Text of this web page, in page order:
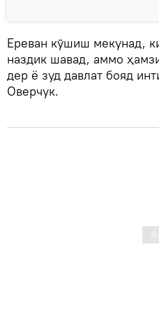
Ереван кӯшиш мекунад,
наздик шавад, аммо
дер ё зуд давлат бояд
Оверчук.